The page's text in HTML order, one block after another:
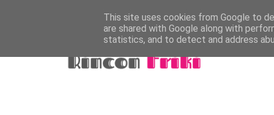
This site uses cookies from Google to
are shared with Google along with
statistics, and to detect and address